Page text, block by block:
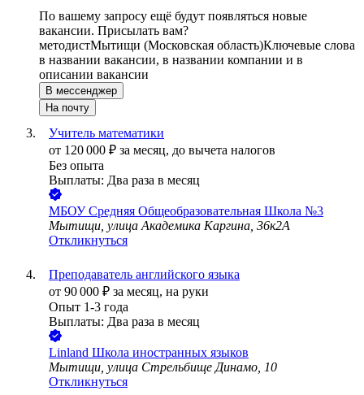
По вашему запросу ещё будут появляться новые
вакансии. Присылать вам?
методистМытищи (Московская область)Ключевые слова
в названии вакансии, в названии компании и в
описании вакансии
В мессенджер
На почту
Учитель математики
от 120 000 ₽ за месяц, до вычета налогов
Без опыта
Выплаты: Два раза в месяц
МБОУ Средняя Общеобразовательная Школа №3
Мытищи, улица Академика Каргина, 36к2А
Откликнуться
Преподаватель английского языка
от 90 000 ₽ за месяц, на руки
Опыт 1-3 года
Выплаты: Два раза в месяц
Linland Школа иностранных языков
Мытищи, улица Стрельбище Динамо, 10
Откликнуться